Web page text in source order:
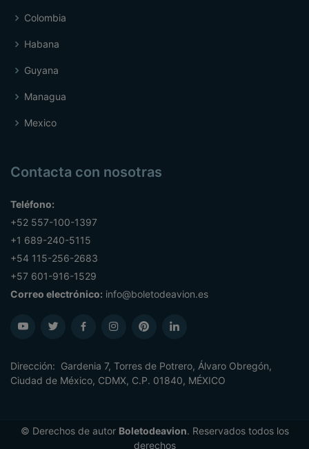
Colombia
Habana
Guyana
Managua
Mexico
Contacta con nosotras
Teléfono:
+52 557-100-1397
+1 689-240-5115
+54 115-256-2683
+57 601-916-1529
Correo electrónico: info@boletodeavion.es
Dirección: Gardenia 7, Torres de Potrero, Álvaro Obregón,
Ciudad de México, CDMX, C.P. 01840, MÉXICO
© Derechos de autor Boletodeavion. Reservados todos los
derechos